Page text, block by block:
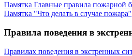
Памятка Главные правила пожарной
Памятка "Что делать в случае пожара"
Правила поведения в
Правилах поведения в экстренных